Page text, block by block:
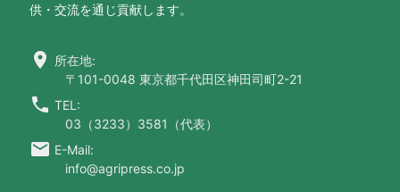
供・交流を通じ貢献します。
location_on 所在地:
〒101-0048 東京都千代田区神田司町2-21
call TEL:
03（3233）3581（代表）
email E-Mail:
info@agripress.co.jp